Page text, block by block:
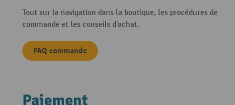
Tout sur la navigation dans la boutique, les procédures de
commande et les conseils d'achat.
FAQ commande
Paiement